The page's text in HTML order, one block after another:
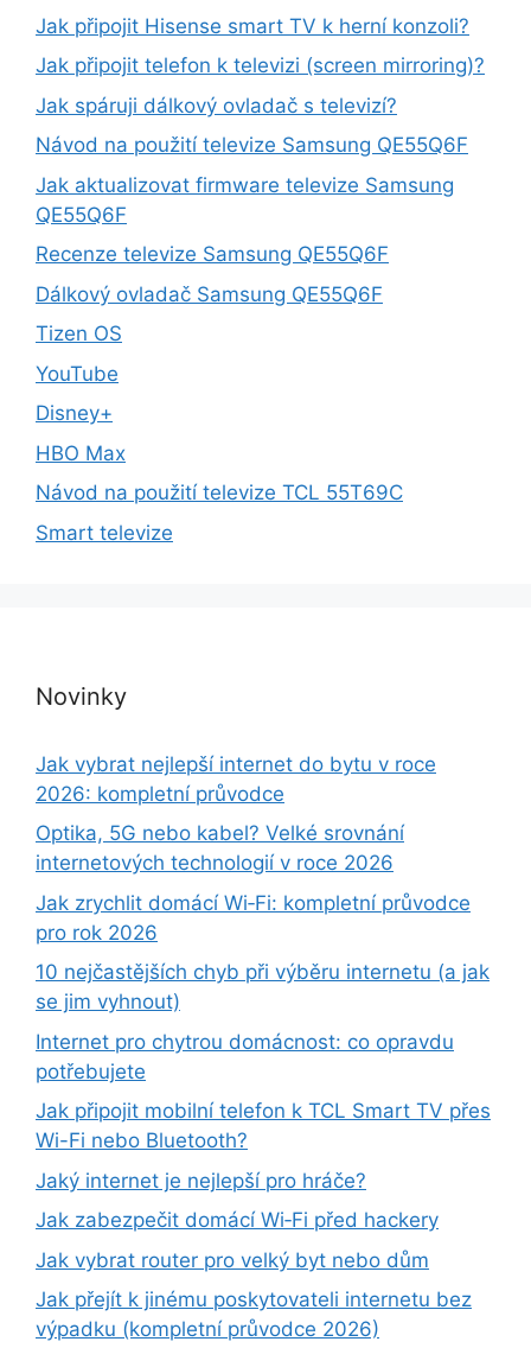
Jak připojit Hisense smart TV k herní konzoli?
Jak připojit telefon k televizi (screen mirroring)?
Jak spáruji dálkový ovladač s televizí?
Návod na použití televize Samsung QE55Q6F
Jak aktualizovat firmware televize Samsung
QE55Q6F
Recenze televize Samsung QE55Q6F
Dálkový ovladač Samsung QE55Q6F
Tizen OS
YouTube
Disney+
HBO Max
Návod na použití televize TCL 55T69C
Smart televize
Novinky
Jak vybrat nejlepší internet do bytu v roce
2026: kompletní průvodce
Optika, 5G nebo kabel? Velké srovnání
internetových technologií v roce 2026
Jak zrychlit domácí Wi‑Fi: kompletní průvodce
pro rok 2026
10 nejčastějších chyb při výběru internetu (a jak
se jim vyhnout)
Internet pro chytrou domácnost: co opravdu
potřebujete
Jak připojit mobilní telefon k TCL Smart TV přes
Wi-Fi nebo Bluetooth?
Jaký internet je nejlepší pro hráče?
Jak zabezpečit domácí Wi‑Fi před hackery
Jak vybrat router pro velký byt nebo dům
Jak přejít k jinému poskytovateli internetu bez
výpadku (kompletní průvodce 2026)